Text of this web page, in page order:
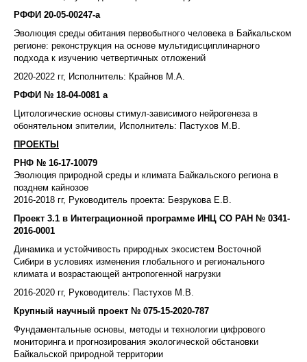
РФФИ 20-05-00247-а
Эволюция среды обитания первобытного человека в Байкальском
регионе: реконструкция на основе мультидисциплинарного
подхода к изучению четвертичных отложений
2020-2022 гг, Исполнитель: Крайнов М.А.
РФФИ № 18-04-0081 а
Цитологические основы стимул-зависимого нейрогенеза в
обонятельном эпителии, Исполнитель: Пастухов М.В.
ПРОЕКТЫ
РНФ № 16-17-10079
Эволюция природной среды и климата Байкальского региона в
позднем кайнозое
2016-2018 гг, Руководитель проекта: Безрукова Е.В.
Проект 3.1 в Интеграционной программе ИНЦ СО РАН № 0341-
2016-0001
Динамика и устойчивость природных экосистем Восточной
Сибири в условиях изменения глобального и регионального
климата и возрастающей антропогенной нагрузки
2016-2020 гг, Руководитель: Пастухов М.В.
Крупный научный проект № 075-15-2020-787
Фундаментальные основы, методы и технологии цифрового
мониторинга и прогнозирования экологической обстановки
Байкальской природной территории